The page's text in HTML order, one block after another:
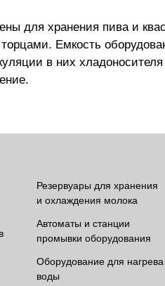
для хранения пива и
Емкость
в них хладоносителя
Резервуары для хранения
и охлаждения молока
Автоматы и станции
промывки оборудования
Оборудование для нагрева
воды